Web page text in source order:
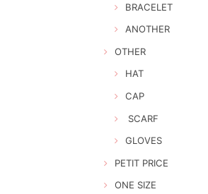
BRACELET
ANOTHER
OTHER
HAT
CAP
SCARF
GLOVES
PETIT PRICE
ONE SIZE